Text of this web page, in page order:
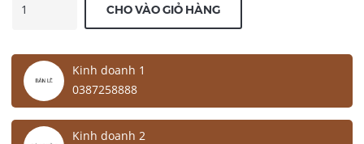
CHO VÀO GIỎ HÀNG
Kinh doanh 1
0387258888
Kinh doanh 2